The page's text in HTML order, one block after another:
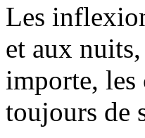
Les
et aux nuits,
importe, les
toujours de